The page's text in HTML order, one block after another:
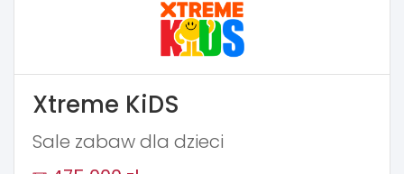
Xtreme KiDS
Sale zabaw dla dzieci